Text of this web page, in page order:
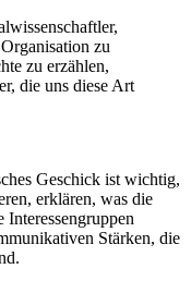
zu
zu erzählen,
die uns diese Art
Geschick ist wichtig,
erklären, was die
Interessengruppen
Stärken, die